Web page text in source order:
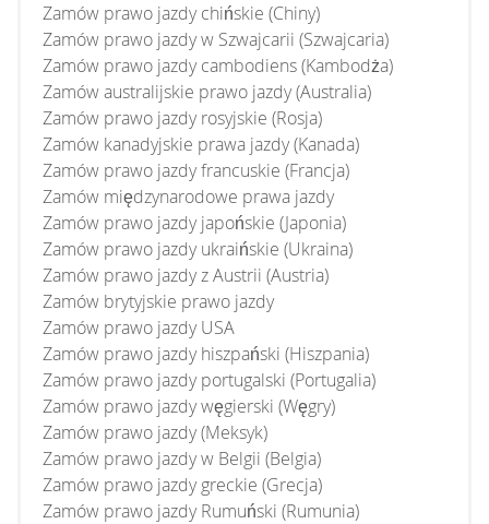
Zamów prawo jazdy chińskie (Chiny)
Zamów prawo jazdy w Szwajcarii (Szwajcaria)
Zamów prawo jazdy cambodiens (Kambodża)
Zamów australijskie prawo jazdy (Australia)
Zamów prawo jazdy rosyjskie (Rosja)
Zamów kanadyjskie prawa jazdy (Kanada)
Zamów prawo jazdy francuskie (Francja)
Zamów międzynarodowe prawa jazdy
Zamów prawo jazdy japońskie (Japonia)
Zamów prawo jazdy ukraińskie (Ukraina)
Zamów prawo jazdy z Austrii (Austria)
Zamów brytyjskie prawo jazdy
Zamów prawo jazdy USA
Zamów prawo jazdy hiszpański (Hiszpania)
Zamów prawo jazdy portugalski (Portugalia)
Zamów prawo jazdy węgierski (Węgry)
Zamów prawo jazdy (Meksyk)
Zamów prawo jazdy w Belgii (Belgia)
Zamów prawo jazdy greckie (Grecja)
Zamów prawo jazdy Rumuński (Rumunia)